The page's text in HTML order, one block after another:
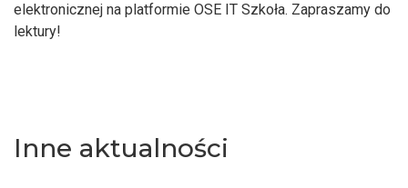
elektronicznej na platformie OSE IT Szkoła. Zapraszamy do
lektury!
Inne aktualności